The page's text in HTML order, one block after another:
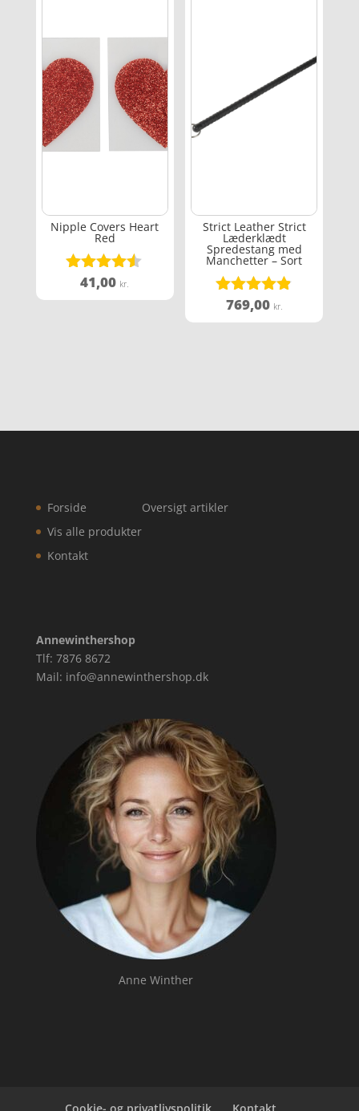
Nipple Covers Heart
Red
Vurderet
41,00 kr.
Strict Leather Strict
Læderklædt
Spredestang med
Manchetter – Sort
Vurderet
769,00 kr.
Forside
Vis alle produkter
Kontakt
Oversigt artikler
Annewinthershop
Tlf: 7876 8672
Mail: info@annewinthershop.dk
Anne Winther
Cookie- og privatlivspolitik Kontakt